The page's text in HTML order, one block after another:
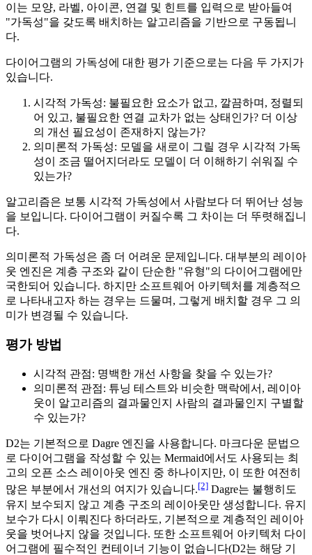
이는 모양, 라벨, 아이콘, 연결 및 힌트를 입력으로 받아들여
"가독성"을 갖도록 배치하는 알고리즘을 기반으로 구동됩니
다.
다이어그램의 가독성에 대한 평가 기준으로는 다음 두 가지가
있습니다.
시각적 가독성: 불필요한 요소가 없고, 깔끔하며, 정렬되
어 있고, 불필요한 연결 교차가 없는 상태인가? 더 이상
의 개선 필요성이 존재하지 않는가?
의미론적 가독성: 모델을 새로이 그릴 경우 시각적 가독
성이 조금 떨어지더라도 모델이 더 이해하기 쉬워질 수
있는가?
알고리즘은 보통 시각적 가독성에서 사람보다 더 뛰어난 성능
을 보입니다. 다이어그램이 커질수록 그 차이는 더 뚜렷해집니
다.
의미론적 가독성은 좀 더 어려운 문제입니다. 대부분의 레이아
웃 엔진은 계층 구조와 같이 단순한 "유형"의 다이어그램에만
국한되어 있습니다. 하지만 소프트웨어 아키텍처를 계층적으
로 나타내고자 하는 경우는 드물며, 그렇게 배치할 경우 그 의
미가 변경될 수 있습니다.
평가 방법
시각적 관점: 명백한 개선 사항을 찾을 수 있는가?
의미론적 관점: 튜닝 테스트와 비슷한 맥락에서, 레이아
웃이 알고리즘의 결과물인지 사람의 결과물인지 구별할
수 있는가?
D2는 기본적으로 Dagre 엔진을 사용합니다. 마크다운 문법으
로 다이어그램을 작성할 수 있는 Mermaid에서도 사용되는 최
고의 오픈 소스 레이아웃 엔진 중 하나이지만, 이 또한 여전히
많은 부분에서 개선의 여지가 있습니다.[2] Dagre는 불행히도
유지 보수되지 않고 계층 구조의 레이아웃만 생성합니다. 유지
보수가 다시 이뤄진다 하더라도, 기본적으로 계층적인 레이아
웃을 벗어나지 않을 것입니다. 또한 소프트웨어 아키텍처 다이
어그램에 필수적인 컨테이너 기능이 없습니다(D2는 해당 기